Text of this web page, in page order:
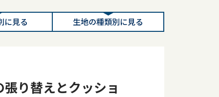
に見る 生地の種類別に見る
り替えとクッショ